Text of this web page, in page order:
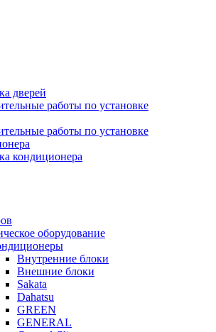
дверей
работы по установке
работы по установке
кондиционера
оборудование
Внутренние блоки
Внешние блоки
Sakata
Dahatsu
GREEN
GENERAL